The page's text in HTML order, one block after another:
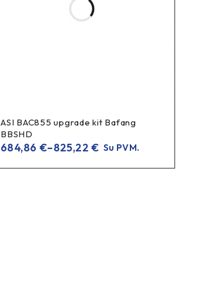
ASI BAC855 upgrade kit Bafang
BBSHD
684,86 €–825,22€ Su PVM.